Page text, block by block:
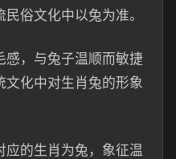
俗文化中以兔为准。
感，与兔子温顺而敏捷
文化中对生肖兔的形象
的生肖为兔，象征温